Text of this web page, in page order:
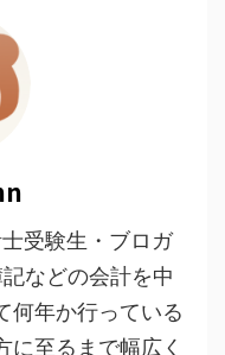
受験生・ブロガ
などの会計を中
何年か行っている
至るまで幅広く